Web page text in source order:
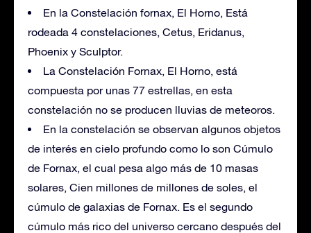
En la Constelación fornax, El Horno, Está
rodeada 4 constelaciones, Cetus, Eridanus,
Phoenix y Sculptor.
La Constelación Fornax, El Horno, está
compuesta por unas 77 estrellas, en esta
constelación no se producen lluvias de meteoros.
En la constelación se observan algunos objetos
de interés en cielo profundo como lo son Cúmulo
de Fornax, el cual pesa algo más de 10 masas
solares, Cien millones de millones de soles, el
cúmulo de galaxias de Fornax. Es el segundo
cúmulo más rico del universo cercano después del